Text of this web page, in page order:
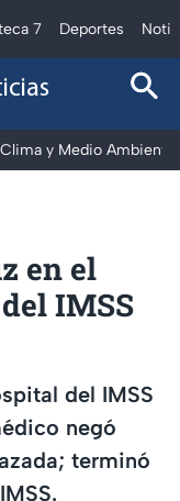
7 Deportes
Clima y Medio Ambiente
en el
IMSS
del IMSS
negó
terminó